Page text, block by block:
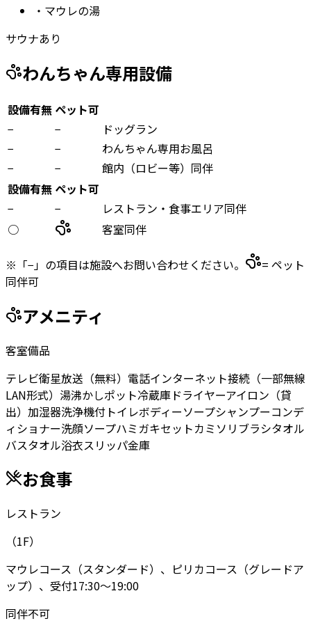
・ マウレの湯
サウナあり
わんちゃん専用設備
設備有無 ペット可
−
−
ドッグラン
−
−
わんちゃん専用お風呂
−
−
館内（ロビー等）同伴
設備有無 ペット可
−
−
レストラン・食事エリア同伴
○
客室同伴
※「−」の項目は施設へお問い合わせください。
= ペット
同伴可
アメニティ
客室備品
テレビ衛星放送（無料） 電話インターネット接続（一部無線
LAN形式） 湯沸かしポット冷蔵庫ドライヤーアイロン（貸
出） 加湿器洗浄機付トイレボディーソープシャンプーコンデ
ィショナー洗顔ソープハミガキセットカミソリ ブラシタオル
バスタオル浴衣スリッパ金庫
お食事
レストラン
（1F）
マウレコース（スタンダード）、ピリカコース（グレードア
ップ）、受付17:30～19:00
同伴不可